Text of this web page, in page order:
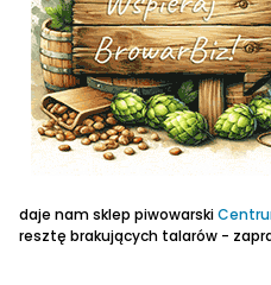
daje nam sklep piwowarski
resztę brakujących talarów -